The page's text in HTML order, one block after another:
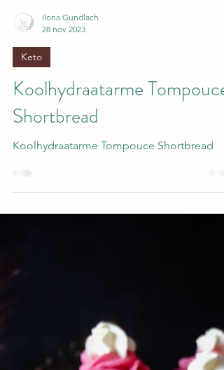
28 nov 2023
Keto
Koolhydraatarme Tompouce
Shortbread